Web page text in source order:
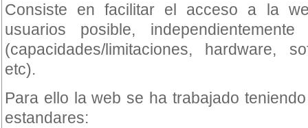
Consiste en facilitar el acceso a la
usuarios posible,
(capacidades/limitaciones, hardware,
etc).
Para ello la web se ha trabajado
estandares: